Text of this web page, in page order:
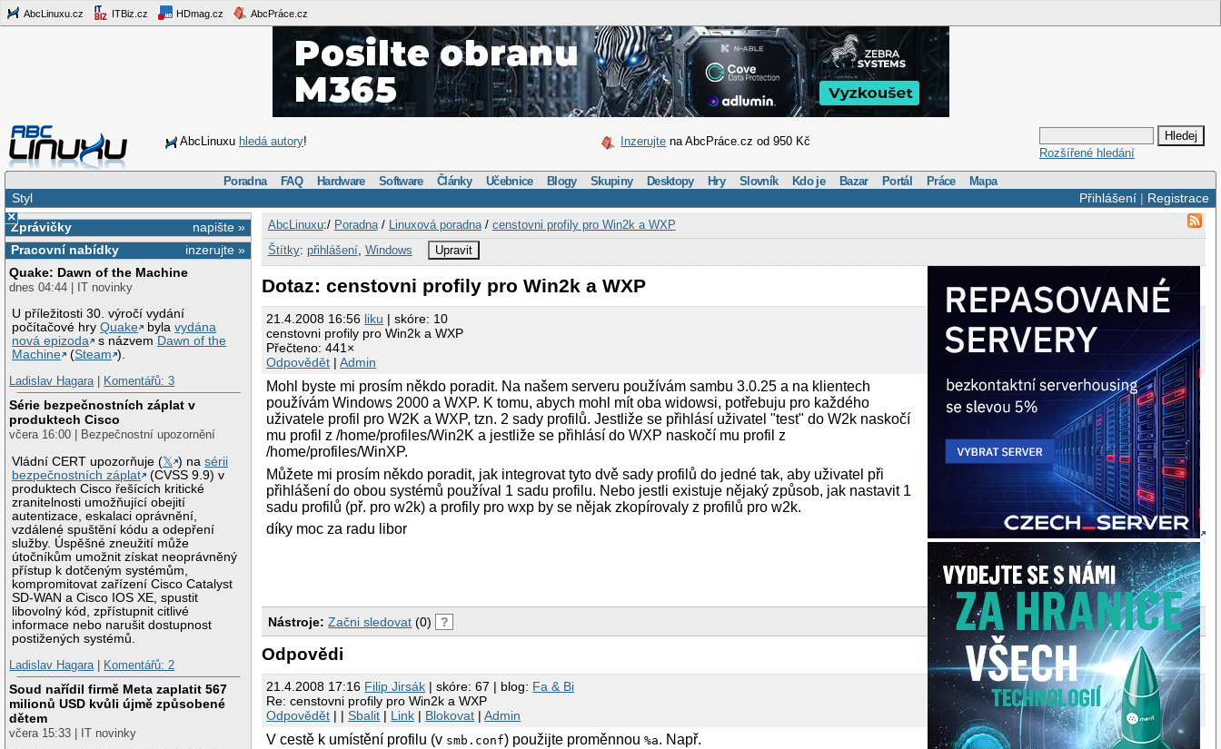
AbcLinuxu.cz ITBiz.cz HDmag.cz AbcPráce.cz
AbcLinuxu hledá autory! Inzerujte na AbcPráce.cz od 950 Kč
Rozšířené hledání
Poradna FAQ Hardware Software Články Učebnice Blogy Skupiny Desktopy Hry Slovník Kdo je Bazar Portál Práce Mapa
Přihlášení| Registrace
Styl
×
napište »
Zprávičky
inzerujte »
Pracovní nabídky
Quake: Dawn of the Machine
dnes 04:44 | IT novinky
U příležitosti 30. výročí vydání
počítačové hryQuake bylavydána
nová epizoda
s názvem Dawn of the
Machine
(Steam ).
Ladislav Hagara| Komentářů: 3
Série bezpečnostních záplat v
produktech Cisco
včera 16:00 | Bezpečnostní upozornění
Vládní CERT upozorňuje (𝕏 ) nasérii
bezpečnostních záplat
(CVSS 9.9) v
produktech Cisco řešících kritické
zranitelnosti umožňující obejití
autentizace, eskalaci oprávnění,
vzdálené spuštění kódu a odepření
služby. Úspěšné zneužití může
útočníkům umožnit získat neoprávněný
přístup k dotčeným systémům,
kompromitovat zařízení Cisco Catalyst
SD-WAN a Cisco IOS XE, spustit
libovolný kód, zpřístupnit citlivé
informace nebo narušit dostupnost
postižených systémů.
Ladislav Hagara| Komentářů: 2
Soud nařídil firmě Meta zaplatit 567
milionů USD kvůli újmě způsobené
dětem
včera 15:33 | IT novinky
AbcLinuxu:/ Poradna/ Linuxová poradna/ censtovni profily pro Win2k a WXP
Štítky: přihlášení, Windows Upravit
Dotaz: censtovni profily pro Win2k a WXP
21.4.2008 16:56 liku | skóre: 10
censtovni profily pro Win2k a WXP
Přečteno: 441×
Odpovědět |Admin
Mohl byste mi prosím někdo poradit. Na našem serveru používám sambu 3.0.25 a na klientech
používám Windows 2000 a WXP. K tomu, abych mohl mít oba widowsi, potřebuju pro každého
uživatele profil pro W2K a WXP, tzn. 2 sady profilů. Jestliže se přihlásí uživatel "test" do W2k naskočí
mu profil z /home/profiles/Win2K a jestliže se přihlásí do WXP naskočí mu profil z
/home/profiles/WinXP.
Můžete mi prosím někdo poradit, jak integrovat tyto dvě sady profilů do jedné tak, aby uživatel při
přihlášení do obou systémů používal 1 sadu profilu. Nebo jestli existuje nějaký způsob, jak nastavit 1
sadu profilů (př. pro w2k) a profily pro wxp by se nějak zkopírovaly z profilů pro w2k.
díky moc za radu libor
Nástroje: Začni sledovat (0) ?
Odpovědi
21.4.2008 17:16 Filip Jirsák | skóre: 67 | blog: Fa & Bi
Re: censtovni profily pro Win2k a WXP
Odpovědět | |Sbalit | Link | Blokovat |Admin
V cestě k umístění profilu (v smb.conf) použijte proměnnou%a. Např.